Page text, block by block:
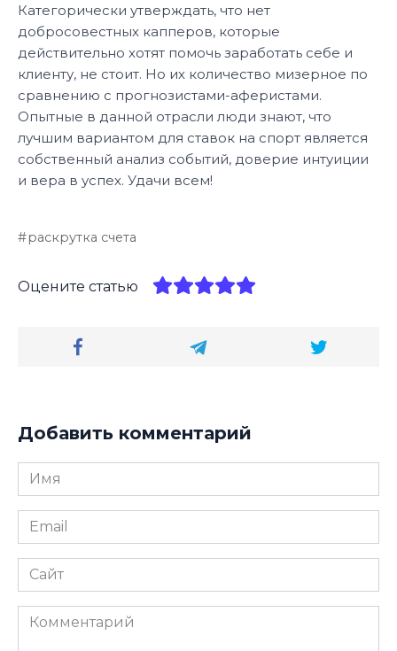
Категорически утверждать, что нет
добросовестных капперов, которые
действительно хотят помочь заработать себе и
клиенту, не стоит. Но их количество мизерное по
сравнению с прогнозистами-аферистами.
Опытные в данной отрасли люди знают, что
лучшим вариантом для ставок на спорт является
собственный анализ событий, доверие интуиции
и вера в успех. Удачи всем!
раскрутка счета
Оцените статью
Добавить комментарий
Имя
*
Email
*
Сайт
Комментарий